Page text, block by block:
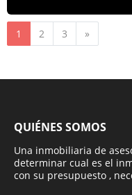
1 2 3 »
QUIÉNES SOMOS
Una inmobiliaria de
determinar cual es el
con su presupuesto ,